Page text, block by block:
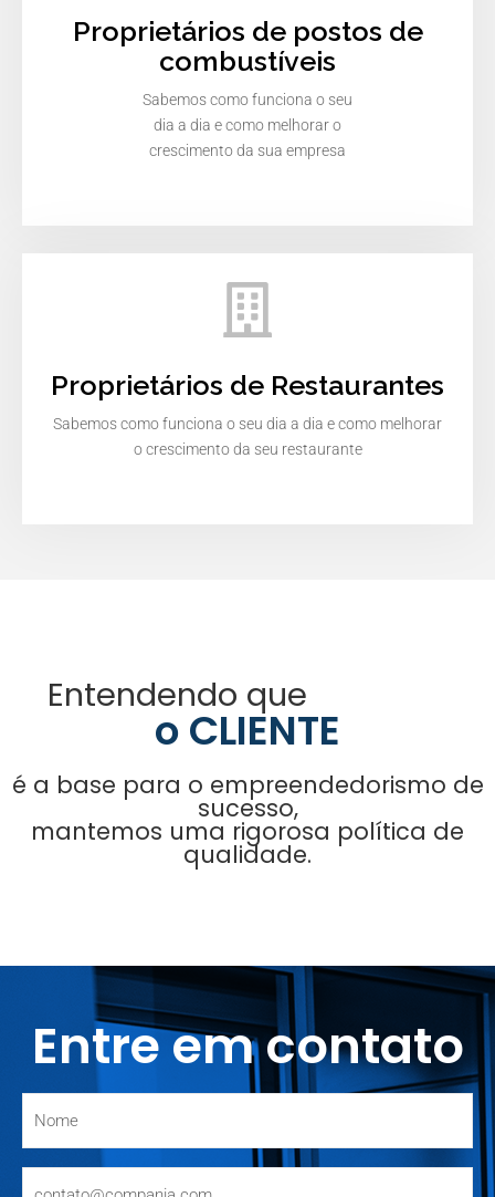
Proprietários de postos de
combustíveis
Sabemos como funciona o seu
dia a dia e como melhorar o
crescimento da sua empresa
Proprietários de Restaurantes
Sabemos como funciona o seu dia a dia e como melhorar
o crescimento da seu restaurante
Entendendo que
o CLIENTE
é a base para o empreendedorismo de
sucesso,
mantemos uma rigorosa política de
qualidade.
Entre em contato